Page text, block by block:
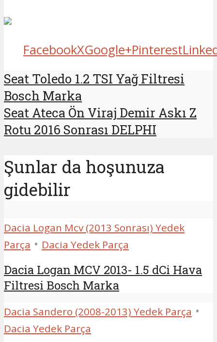
FacebookXGoogle+Pinterest
Seat Toledo 1.2 TSI Yağ Filtresi
Bosch Marka
Seat Ateca Ön Viraj Demir Askı Z
Rotu 2016 Sonrası DELPHI
Şunlar da hoşunuza
gidebilir
Dacia Logan Mcv (2013 Sonrası) Yedek
Parça • Dacia Yedek Parça
Dacia Logan MCV 2013- 1.5 dCi Hava
Filtresi Bosch Marka
Dacia Sandero (2008-2013) Yedek Parça •
Dacia Yedek Parça